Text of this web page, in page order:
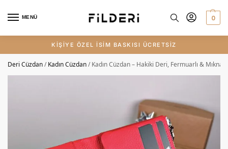
MENÜ 0
KİŞİYE ÖZEL İSİM BASKISI ÜCRETSİZ
Deri Cüzdan/Kadın Cüzdan/Kadın Cüzdan – Hakiki Deri, Fermuarlı &